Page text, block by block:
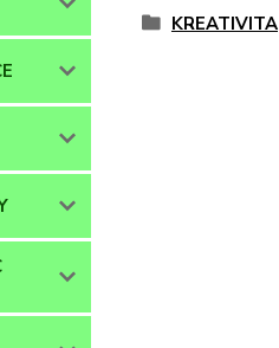
KREATIVITA